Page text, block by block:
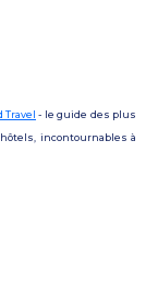
Travel - le guide des plus
incontournables à